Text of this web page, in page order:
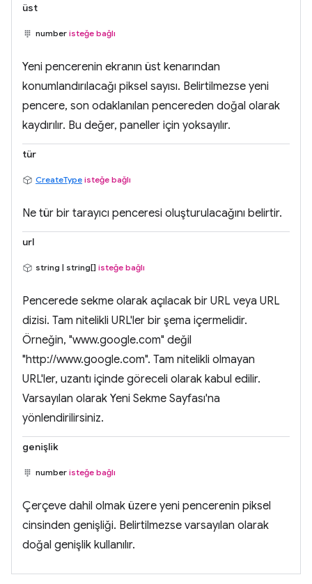
üst
number isteğe bağlı
Yeni pencerenin ekranın üst kenarından
konumlandırılacağı piksel sayısı. Belirtilmezse yeni
pencere, son odaklanılan pencereden doğal olarak
kaydırılır. Bu değer, paneller için yoksayılır.
tür
CreateType isteğe bağlı
Ne tür bir tarayıcı penceresi oluşturulacağını belirtir.
url
string | string[] isteğe bağlı
Pencerede sekme olarak açılacak bir URL veya URL
dizisi. Tam nitelikli URL'ler bir şema içermelidir.
Örneğin, "www.google.com" değil
"http://www.google.com". Tam nitelikli olmayan
URL'ler, uzantı içinde göreceli olarak kabul edilir.
Varsayılan olarak Yeni Sekme Sayfası'na
yönlendirilirsiniz.
genişlik
number isteğe bağlı
Çerçeve dahil olmak üzere yeni pencerenin piksel
cinsinden genişliği. Belirtilmezse varsayılan olarak
doğal genişlik kullanılır.